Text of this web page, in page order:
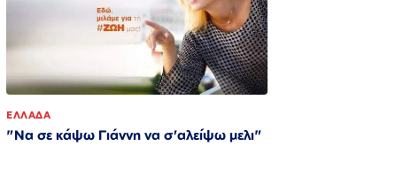
ΕΛΛΑΔΑ
"Να σε κάψω Γιάννη να σ'αλείψω μελι"